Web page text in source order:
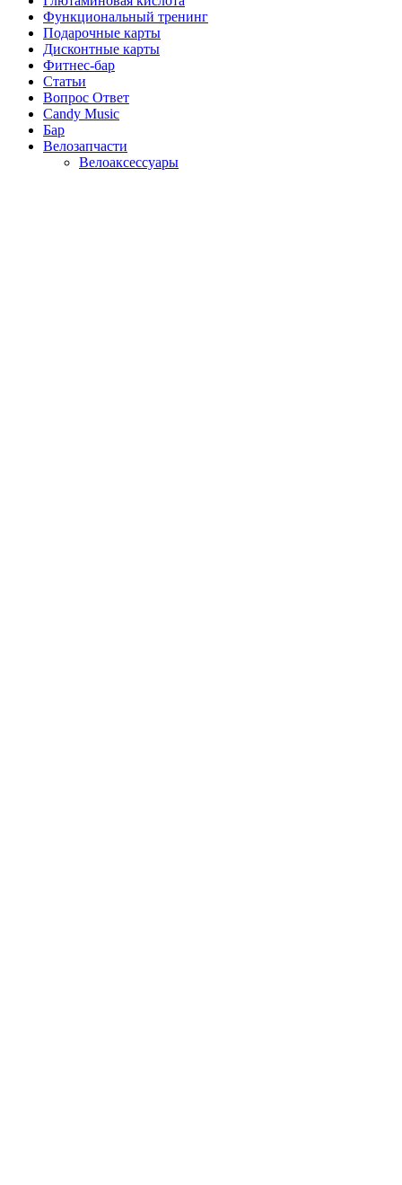
Функциональный тренинг
Подарочные карты
Дисконтные карты
Фитнес-бар
Статьи
Вопрос Ответ
Candy Music
Бар
Велозапчасти
Велоаксессуары